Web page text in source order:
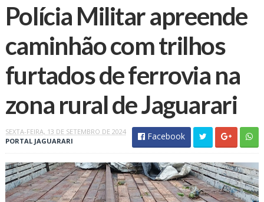
Polícia Militar apreende
caminhão com trilhos
furtados de ferrovia na
zona rural de Jaguarari
SEXTA-FEIRA, 13 DE SETEMBRO DE 2024
PORTAL JAGUARARI
Facebook